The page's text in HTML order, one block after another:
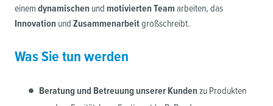
einem dynamischen und motivierten Team arbeiten, das
Innovation und Zusammenarbeitgroßschreibt.
Was Sie tun werden
Beratung und Betreuung unserer Kunden zu Produkten